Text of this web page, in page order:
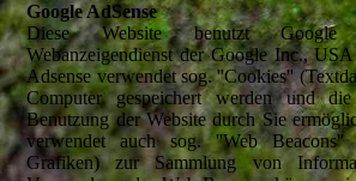
Google AdSense
Diese Website benutzt Google
Webanzeigendienst der Google Inc.,
Adsense verwendet sog. ''Cookies''
Computer gespeichert werden und
Benutzung der Website durch Sie
verwendet auch sog. ''Web Beacons''
Grafiken) zur Sammlung von